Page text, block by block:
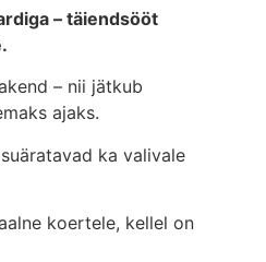
– täiendsööt
– nii jätkub
ajaks.
ka valivale
koertele, kellel on